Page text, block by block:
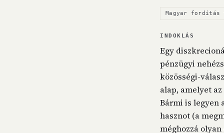
Magyar fordítás
INDOKLÁS
Egy
pénzügyi
közösségi-
alap, amelyet
Bármi is legyen
hasznot (a
méghozzá